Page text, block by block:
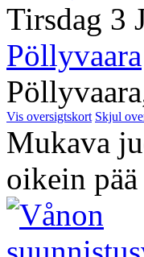
Tirsdag 3
Pöllyvaara
Vis oversigtskort Skjul
Mukava
oikein